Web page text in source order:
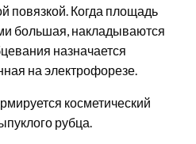
повязкой. Когда площадь
большая, накладываются
назначается
на электрофорезе.
косметический
рубца.